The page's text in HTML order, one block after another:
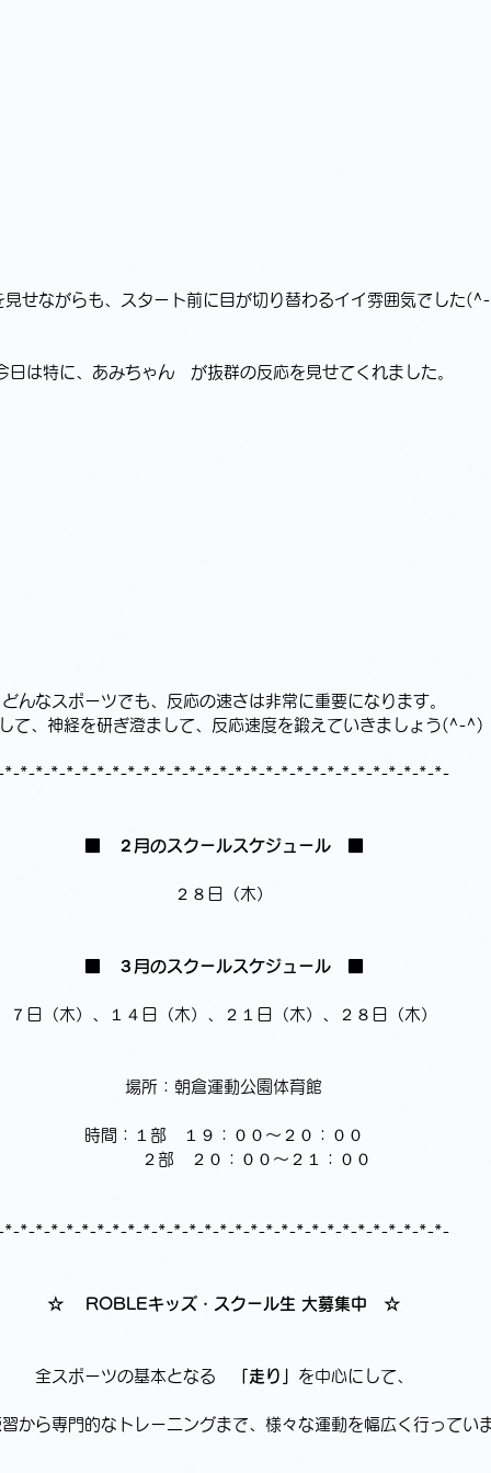
見せながらも、スタート前に目が切り替わるイイ雰囲気でした
日は特に、あみちゃん　が抜群の反応を見せてくれました。
どんなスポーツでも、反応の速さは非常に重要になります。
て、神経を研ぎ澄まして、反応速度を鍛えていきましょう(^-^)
*-*-*-*-*-*-*-*-*-*-*-*-*-*-*-*-*-*-*-*-*-*-*-*-*-*-*-*-*-
■ ２月のスクールスケジュール ■
２８日（木）
■ ３月のスクールスケジュール ■
７日（木）、１４日（木）、２１日（木）、２８日（木）
場所：朝倉運動公園体育館
時間：１部　１９：００～２０：００
２部　２０：００～２１：００
*-*-*-*-*-*-*-*-*-*-*-*-*-*-*-*-*-*-*-*-*-*-*-*-*-*-*-*-*-
☆ 　ROBLEキッズ・スクール生 大募集中　☆
全スポーツの基本となる 「走り」 を中心にして、
から専門的なトレーニングまで、様々な運動を幅広く行ってい